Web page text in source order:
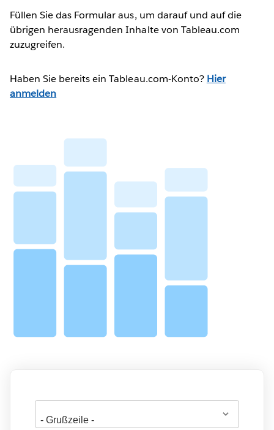
Füllen Sie das Formular aus, um darauf und auf die
übrigen herausragenden Inhalte von Tableau.com
zuzugreifen.
Haben Sie bereits ein Tableau.com-Konto? Hier
anmelden